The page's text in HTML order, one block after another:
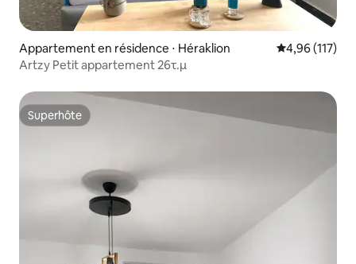
Appartement en résidence ⋅ Héraklion Évaluation
4,96 (117)
Artzy Petit appartement 26τ.μ
Superhôte
Superhôte